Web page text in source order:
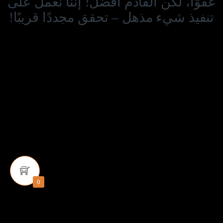
تنفيذ شيء مذهل – تحقق مجددًا قريبًا!
0